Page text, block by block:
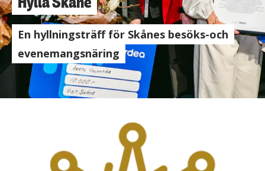
En hyllningsträff för Skånes besöks-och
evenemangsnäring